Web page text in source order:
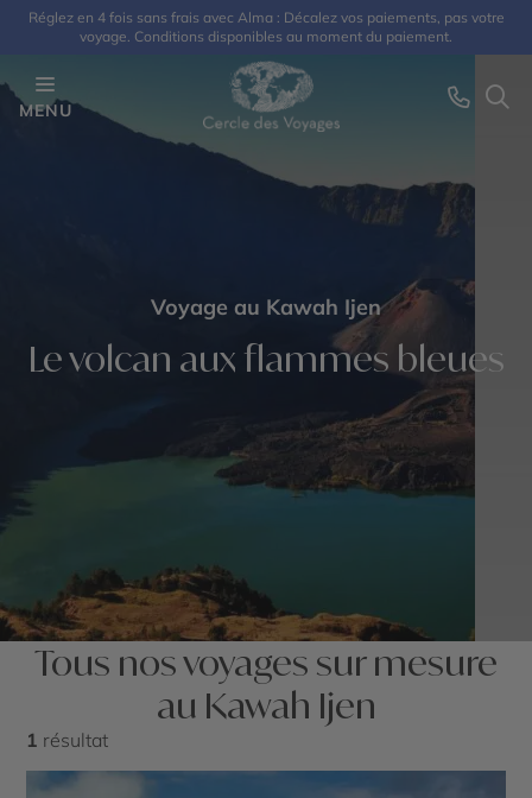
Réglez en 4 fois sans frais avec Alma : Décalez vos paiements, pas votre
voyage. Conditions disponibles au moment du paiement.
MENU
Voyage au Kawah Ijen
Le volcan aux flammes bleues
Tous nos voyages sur mesure
au Kawah Ijen
1 résultat